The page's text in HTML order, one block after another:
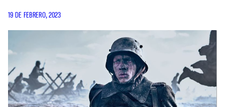
19 DE FEBRERO, 2023